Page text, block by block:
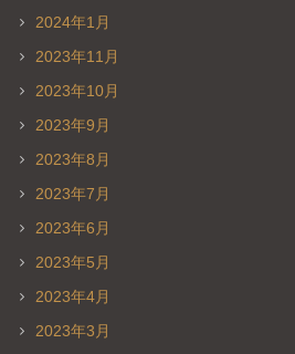
2024年1月
2023年11月
2023年10月
2023年9月
2023年8月
2023年7月
2023年6月
2023年5月
2023年4月
2023年3月